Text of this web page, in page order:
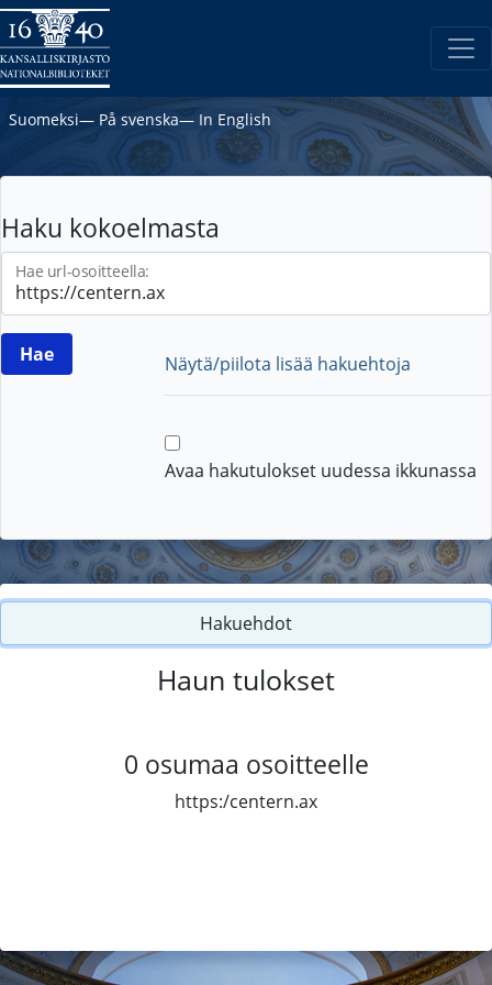
Suomeksi― På svenska― In English
Haku kokoelmasta
Hae url-osoitteella:
Näytä/piilota lisää hakuehtoja
Avaa hakutulokset uudessa ikkunassa
Hakuehdot
Haun tulokset
0 osumaa osoitteelle
https:/centern.ax